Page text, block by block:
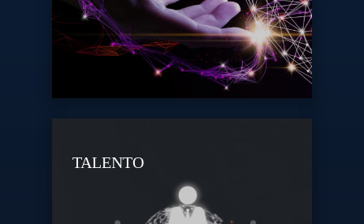
TALENTO